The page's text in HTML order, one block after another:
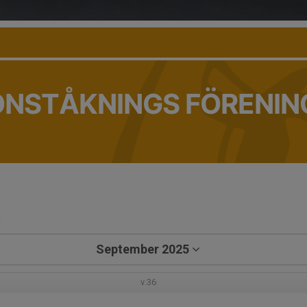
September 2025
v.36